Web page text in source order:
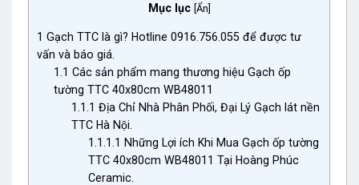
Mục lục [Ẩn]
1 Gạch TTC là gì? Hotline 0916.756.055 để được tư
vấn và báo giá.
1.1 Các sản phẩm mang thương hiệu Gạch ốp
tường TTC 40x80cm WB48011
1.1.1 Địa Chỉ Nhà Phân Phối, Đại Lý Gạch lát nền
TTC Hà Nội.
1.1.1.1 Những Lợi ích Khi Mua Gạch ốp tường
TTC 40x80cm WB48011 Tại Hoàng Phúc
Ceramic.